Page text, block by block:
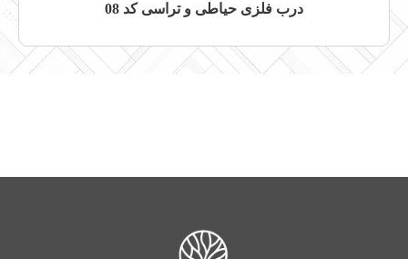
درب فلزی حیاطی و تراسی کد 08